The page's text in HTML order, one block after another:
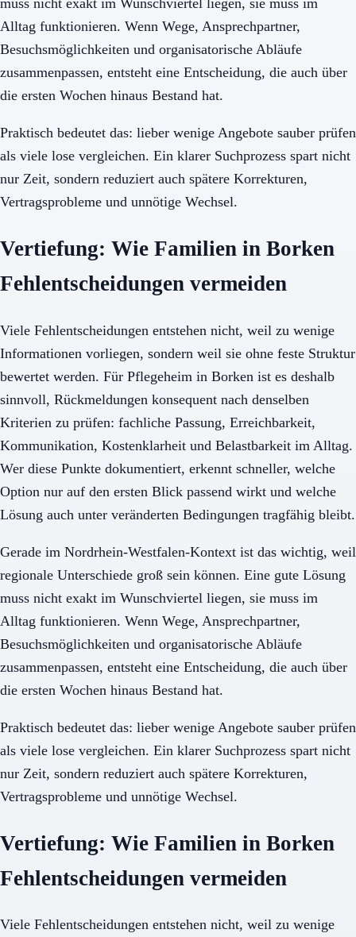
Alltag funktionieren. Wenn Wege, Ansprechpartner,
Besuchsmöglichkeiten und organisatorische Abläufe
zusammenpassen, entsteht eine Entscheidung, die auch über
die ersten Wochen hinaus Bestand hat.
Praktisch bedeutet das: lieber wenige Angebote sauber prüfen
als viele lose vergleichen. Ein klarer Suchprozess spart nicht
nur Zeit, sondern reduziert auch spätere Korrekturen,
Vertragsprobleme und unnötige Wechsel.
Vertiefung: Wie Familien in Borken
Fehlentscheidungen vermeiden
Viele Fehlentscheidungen entstehen nicht, weil zu wenige
Informationen vorliegen, sondern weil sie ohne feste Struktur
bewertet werden. Für Pflegeheim in Borken ist es deshalb
sinnvoll, Rückmeldungen konsequent nach denselben
Kriterien zu prüfen: fachliche Passung, Erreichbarkeit,
Kommunikation, Kostenklarheit und Belastbarkeit im Alltag.
Wer diese Punkte dokumentiert, erkennt schneller, welche
Option nur auf den ersten Blick passend wirkt und welche
Lösung auch unter veränderten Bedingungen tragfähig bleibt.
Gerade im Nordrhein-Westfalen-Kontext ist das wichtig, weil
regionale Unterschiede groß sein können. Eine gute Lösung
muss nicht exakt im Wunschviertel liegen, sie muss im
Alltag funktionieren. Wenn Wege, Ansprechpartner,
Besuchsmöglichkeiten und organisatorische Abläufe
zusammenpassen, entsteht eine Entscheidung, die auch über
die ersten Wochen hinaus Bestand hat.
Praktisch bedeutet das: lieber wenige Angebote sauber prüfen
als viele lose vergleichen. Ein klarer Suchprozess spart nicht
nur Zeit, sondern reduziert auch spätere Korrekturen,
Vertragsprobleme und unnötige Wechsel.
Vertiefung: Wie Familien in Borken
Fehlentscheidungen vermeiden
Viele Fehlentscheidungen entstehen nicht, weil zu wenige